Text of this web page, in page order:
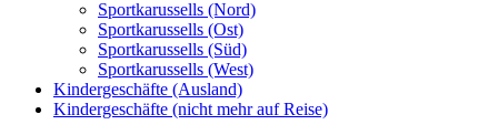
Sportkarussells (Nord)
Sportkarussells (Ost)
Sportkarussells (Süd)
Sportkarussells (West)
Kindergeschäfte (Ausland)
Kindergeschäfte (nicht mehr auf Reise)